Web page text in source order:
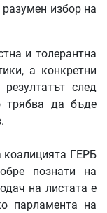
избор на
и толерантна
а конкретни
след
трябва да бъде
коалицията ГЕРБ
познати на
на листата е
парламента на